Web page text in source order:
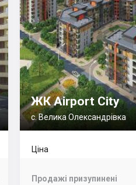
ЖК Airport City
с. Велика Олександрівка
Ціна
Продажі призупинені